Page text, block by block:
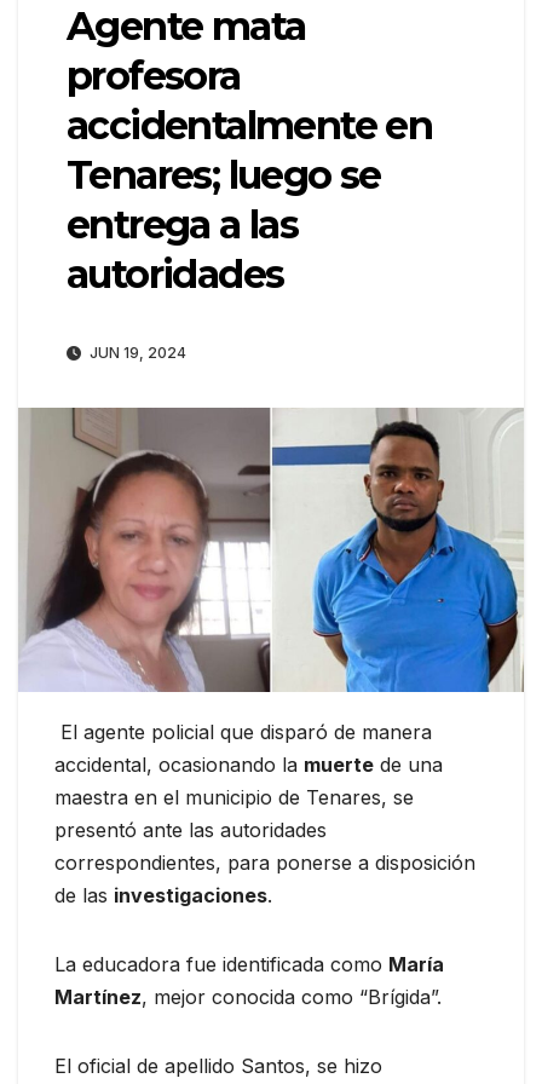
Agente mata
profesora
accidentalmente en
Tenares; luego se
entrega a las
autoridades
JUN 19, 2024
El agente policial que disparó de manera
accidental, ocasionando la muerte de una
maestra en el municipio de Tenares, se
presentó ante las autoridades
correspondientes, para ponerse a disposición
de las investigaciones.
La educadora fue identificada como María
Martínez, mejor conocida como “Brígida”.
El oficial de apellido Santos, se hizo